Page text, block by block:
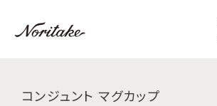
コンジュント マグカップ